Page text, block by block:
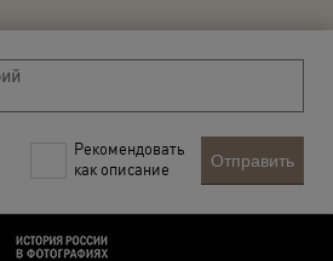
Рекомендовать
как описание
Отправить